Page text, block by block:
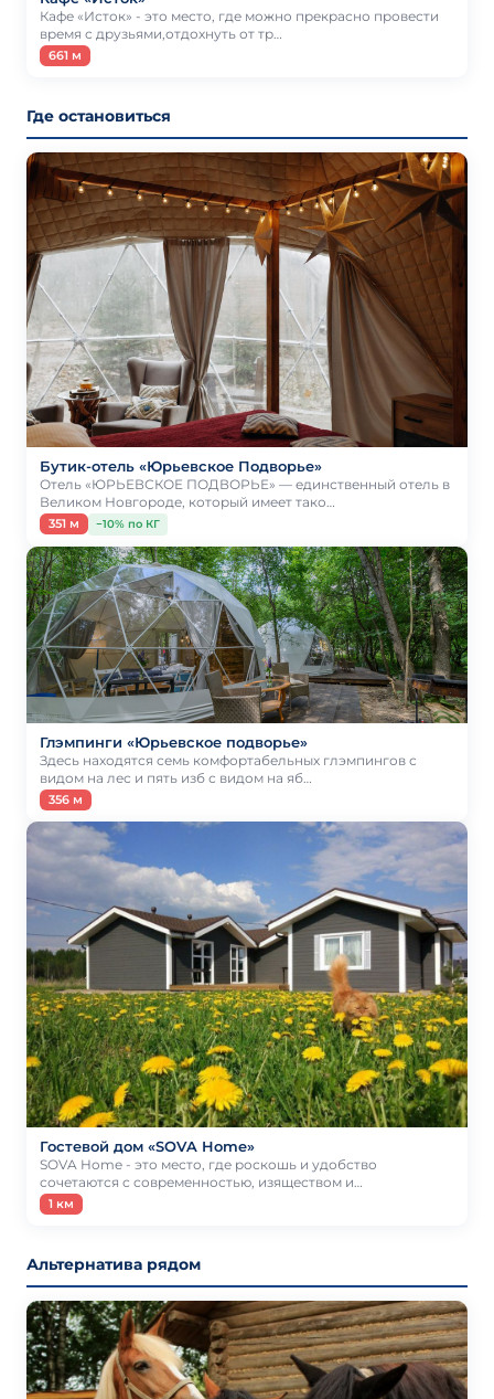
Кафе «Исток» - это место, где можно прекрасно провести
время с друзьями,отдохнуть от тр…
661 м
Где остановиться
Бутик-отель «Юрьевское Подворье»
Отель «ЮРЬЕВСКОЕ ПОДВОРЬЕ» — единственный отель в
Великом Новгороде, который имеет тако…
351 м −10% по КГ
Глэмпинги «Юрьевское подворье»
Здесь находятся семь комфортабельных глэмпингов с
видом на лес и пять изб с видом на яб…
356 м
Гостевой дом «SOVA Home»
SOVA Home - это место, где роскошь и удобство
сочетаются с современностью, изяществом и…
1 км
Альтернатива рядом